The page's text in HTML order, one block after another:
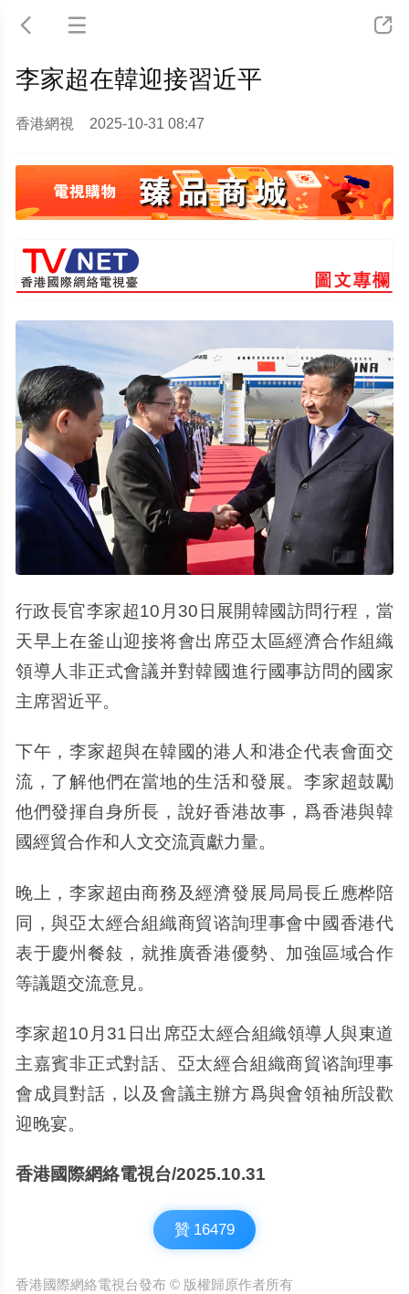
 

李家超在韓迎接習近平
香港網視 2025-10-31 08:47
行政長官李家超10月30日展開韓國訪問行程，當
天早上在釜山迎接将會出席亞太區經濟合作組織
領導人非正式會議并對韓國進行國事訪問的國家
主席習近平。
下午，李家超與在韓國的港人和港企代表會面交
流，了解他們在當地的生活和發展。李家超鼓勵
他們發揮自身所長，說好香港故事，爲香港與韓
國經貿合作和人文交流貢獻力量。
晚上，李家超由商務及經濟發展局局長丘應桦陪
同，與亞太經合組織商貿谘詢理事會中國香港代
表于慶州餐敍，就推廣香港優勢、加強區域合作
等議題交流意見。
李家超10月31日出席亞太經合組織領導人與東道
主嘉賓非正式對話、亞太經合組織商貿谘詢理事
會成員對話，以及會議主辦方爲與會領袖所設歡
迎晚宴。
香港國際網絡電視台/2025.10.31
贊 16479
香港國際網絡電視台發布 © 版權歸原作者所有